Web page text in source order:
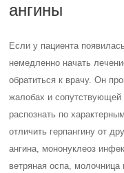
ангины
Если у пациента
немедленно начать
обратиться к врачу. Он
жалобах и
распознать по
отличить герпангину от
ангина, мононуклеоз
ветряная оспа, молочница